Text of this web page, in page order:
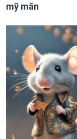
mỹ mãn